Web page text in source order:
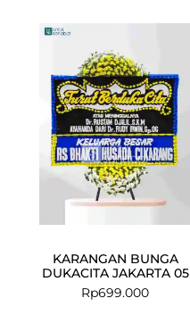
KARANGAN BUNGA
DUKACITA JAKARTA 05
Rp699.000